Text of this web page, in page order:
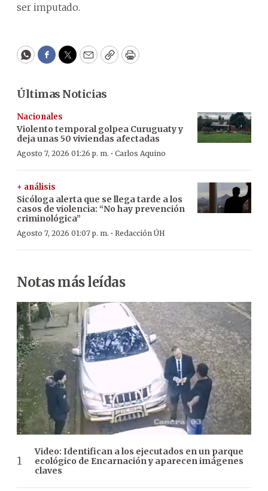
ser imputado.
WhatsApp
Facebook
Twitter
EmailCopyPrint
Últimas Noticias
Nacionales
Violento temporal golpea Curuguaty y
deja unas 50 viviendas afectadas
Agosto 7, 2026 01:26 p. m. · Carlos Aquino
+ análisis
Sicóloga alerta que se llega tarde a los
casos de violencia: “No hay prevención
criminológica”
Agosto 7, 2026 01:07 p. m. · Redacción ÚH
Notas más leídas
Video: Identifican a los ejecutados en un parque
ecológico de Encarnación y aparecen imágenes
claves